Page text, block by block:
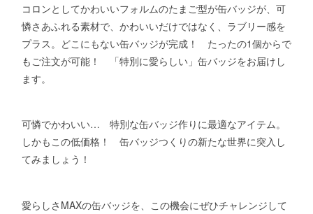
コロンとしてかわいいフォルムのたまご型が缶バッジが、可
憐さあふれる素材で、かわいいだけではなく、ラブリー感を
プラス。どこにもない缶バッジが完成！ たったの1個からで
もご注文が可能！ 「特別に愛らしい」缶バッジをお届けし
ます。
可憐でかわいい… 特別な缶バッジ作りに最適なアイテム。
しかもこの低価格！ 缶バッジつくりの新たな世界に突入し
てみましょう！
愛らしさMAXの缶バッジを、この機会にぜひチャレンジして